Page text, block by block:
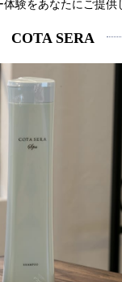
験をあなたにご提供
COTA SERA